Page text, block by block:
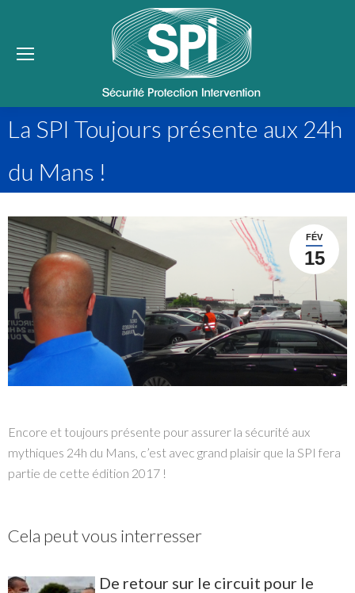
La SPI Toujours présente aux 24h
du Mans !
FÉV
15
Encore et toujours présente pour assurer la sécurité aux
mythiques 24h du Mans, c’est avec grand plaisir que la SPI fera
partie de cette édition 2017 !
Cela peut vous interresser
De retour sur le circuit pour le